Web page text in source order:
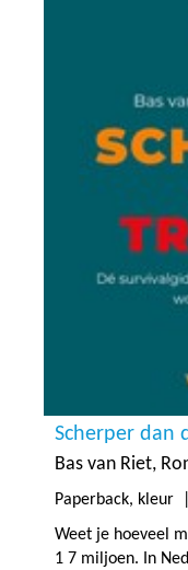
Scherper dan
Bas van Riet
Paperback, kleur
Weet je hoeveel
1 7 miljoen. In